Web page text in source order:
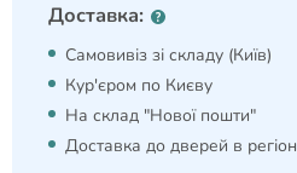
Доставка:
Самовивіз зі складу (Київ)
Кур'єром по Києву
На склад "Нової пошти"
Доставка до дверей в регіон